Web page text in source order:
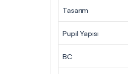
Tasarım
Pupil Yapısı
BC